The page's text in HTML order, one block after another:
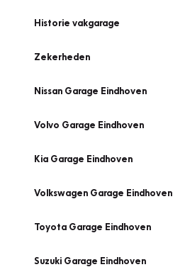
Historie vakgarage
Zekerheden
Nissan Garage Eindhoven
Volvo Garage Eindhoven
Kia Garage Eindhoven
Volkswagen Garage Eindhoven
Toyota Garage Eindhoven
Suzuki Garage Eindhoven